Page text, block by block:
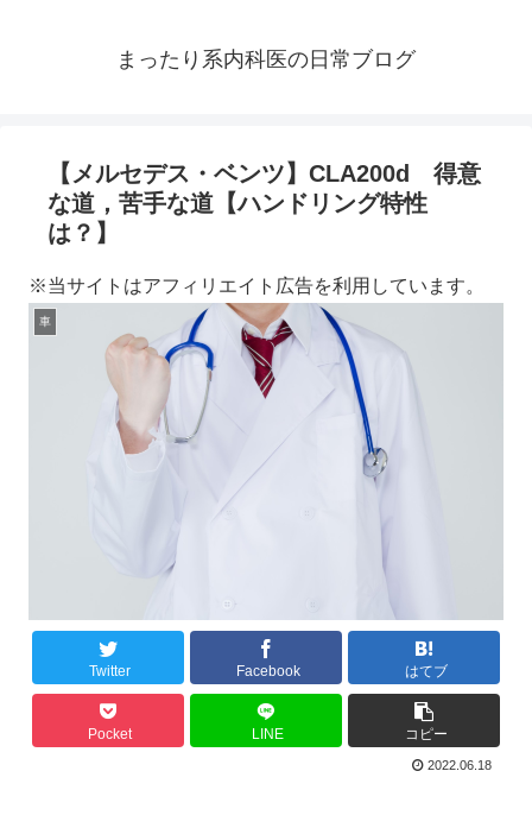
まったり系内科医の日常ブログ
【メルセデス・ベンツ】CLA200d 得意
な道，苦手な道【ハンドリング特性
は？】
※当サイトはアフィリエイト広告を利用しています。
車
Twitter Facebook はてブ
Pocket LINE コピー
2022.06.18